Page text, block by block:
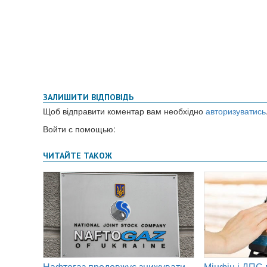
ЗАЛИШИТИ ВІДПОВІДЬ
Щоб відправити коментар вам необхідно авторизуватись
Войти с помощью: